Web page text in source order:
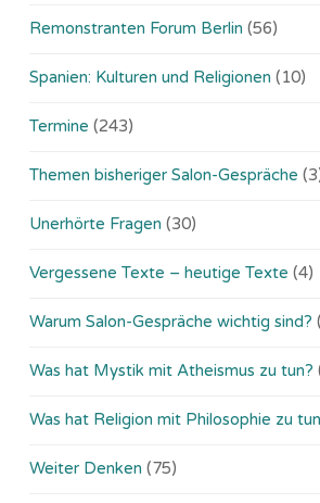
Remonstranten Forum Berlin (56)
Spanien: Kulturen und Religionen (10)
Termine (243)
Themen bisheriger Salon-Gespräche
Unerhörte Fragen (30)
Vergessene Texte – heutige Texte (4)
Warum Salon-Gespräche wichtig sind?
Was hat Mystik mit Atheismus zu tun?
Was hat Religion mit Philosophie zu
Weiter Denken (75)